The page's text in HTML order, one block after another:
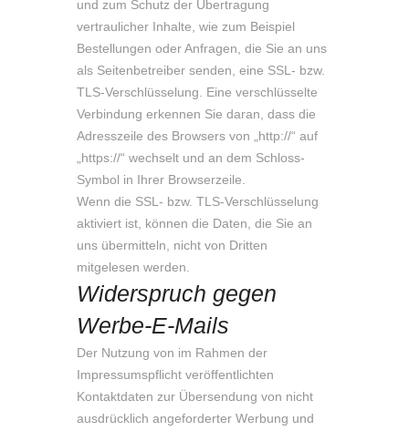
und zum Schutz der Übertragung
vertraulicher Inhalte, wie zum Beispiel
Bestellungen oder Anfragen, die Sie an uns
als Seitenbetreiber senden, eine SSL- bzw.
TLS-Verschlüsselung. Eine verschlüsselte
Verbindung erkennen Sie daran, dass die
Adresszeile des Browsers von „http://“ auf
„https://“ wechselt und an dem Schloss-
Symbol in Ihrer Browserzeile.
Wenn die SSL- bzw. TLS-Verschlüsselung
aktiviert ist, können die Daten, die Sie an
uns übermitteln, nicht von Dritten
mitgelesen werden.
Widerspruch gegen
Werbe-E-Mails
Der Nutzung von im Rahmen der
Impressumspflicht veröffentlichten
Kontaktdaten zur Übersendung von nicht
ausdrücklich angeforderter Werbung und